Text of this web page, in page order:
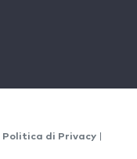
Politica di Privacy